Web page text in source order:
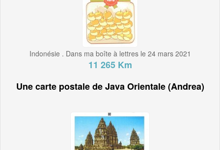
Indonésie . Dans ma boîte à lettres le 24 mars 2021
11 265 Km
Une carte postale de Java Orientale (Andrea)